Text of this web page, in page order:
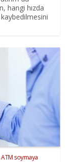
hangi hızda
kaybedilmesini
soymaya